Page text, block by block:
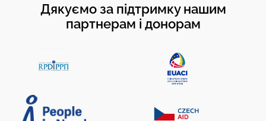
Дякуємо за підтримку нашим
партнерам і донорам